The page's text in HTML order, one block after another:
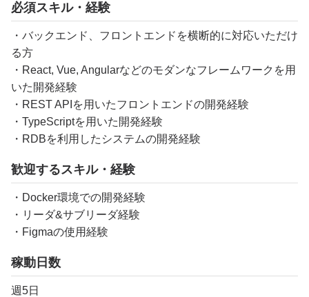
必須スキル・経験
・バックエンド、フロントエンドを横断的に対応いただけ
る方
・React, Vue, Angularなどのモダンなフレームワークを用
いた開発経験
・REST APIを用いたフロントエンドの開発経験
・TypeScriptを用いた開発経験
・RDBを利用したシステムの開発経験
歓迎するスキル・経験
・Docker環境での開発経験
・リーダ&サブリーダ経験
・Figmaの使用経験
稼動日数
週5日